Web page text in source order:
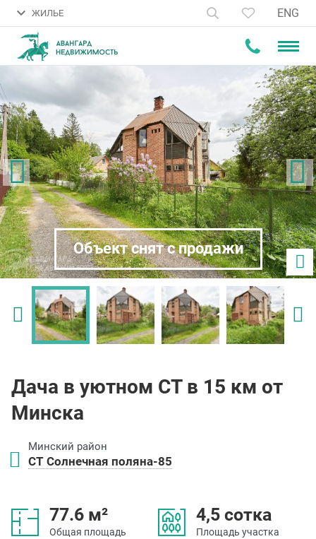
ЖИЛЬЕ ENG
Объект снят с продажи
Дача в уютном СТ в 15 км от
Минска
Минский район
СТ Солнечная поляна-85
77.6 м²
Общая площадь
4,5 сотка
Площадь участка